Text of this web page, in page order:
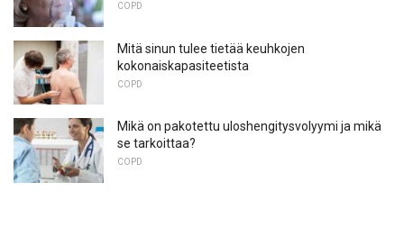
COPD
Mitä sinun tulee tietää keuhkojen
kokonaiskapasiteetista
COPD
Mikä on pakotettu uloshengitysvolyymi ja mikä
se tarkoittaa?
COPD